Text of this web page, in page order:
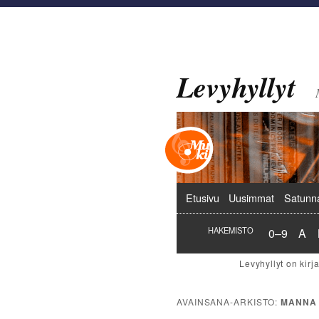
Levyhyllyt
Päävalikko
Etusivu Uusimmat
HAKEMISTO 0–9 A
AVAINSANA-ARKISTO:MANNA